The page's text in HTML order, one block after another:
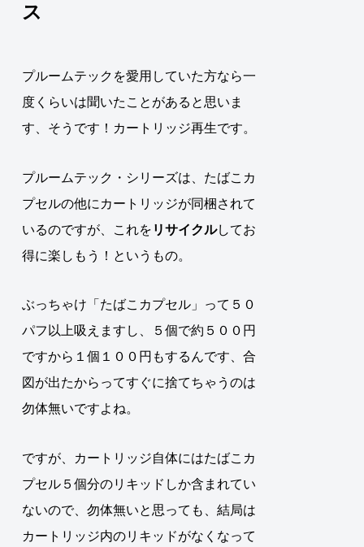
ス
プルームテックを愛用していた方なら一
度くらいは聞いたことがあると思いま
す、そうです！カートリッジ再生です。
プルームテック・シリーズは、たばこカ
プセルの他にカートリッジが同梱されて
いるのですが、
これを リサイクルしてお
得に楽しもう！というもの。
ぶっちゃけ「たばこカプセル」って５０
パフ以上吸えますし、５個で約５００円
ですから１個１００円もするんです、合
図が出たからってすぐに捨てちゃうのは
勿体無いですよね。
ですが、カートリッジ自体にはたばこカ
プセル５個分のリキッドしか含まれてい
ないので、勿体無いと思っても、結局は
カートリッジ内のリキッドがなくなって